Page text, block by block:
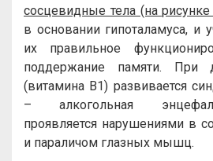
сосцевидные тела (на
в основании гипоталамуса, и
их правильное
поддержание памяти. При
(витамина B1) развивается
– алкогольная
проявляется нарушениями в
и параличом глазных мышц.